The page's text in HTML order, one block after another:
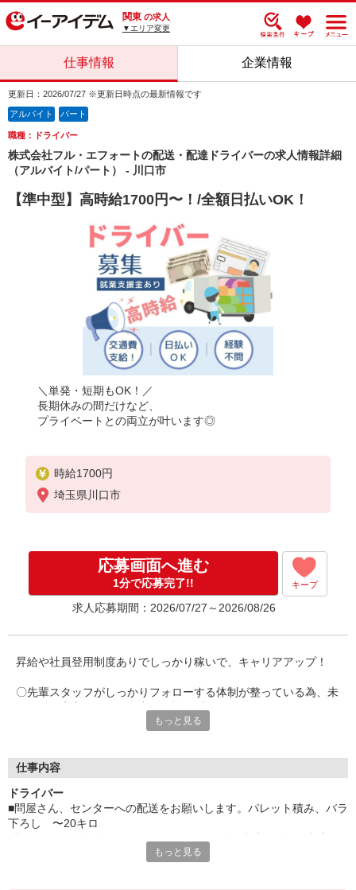
関東 の求人
▼エリア変更
仕事情報 企業情報
更新日：2026/07/27 ※更新日時点の最新情報です
アルバイト パート
職種：ドライバー
株式会社フル・エフォートの配送・配達ドライバーの求人情報詳細
（アルバイト/パート） - 川口市
【準中型】高時給1700円〜！/全額日払いOK！
＼単発・短期もOK！／
長期休みの間だけなど、
プライベートとの両立が叶います◎
時給1700円
埼玉県川口市
応募画面へ進む
1分で応募完了!! キープ
求人応募期間：2026/07/27～2026/08/26
昇給や社員登用制度ありでしっかり稼いで、キャリアアップ！
〇先輩スタッフがしっかりフォローする体制が整っている為、未
介できます「とりあえず登録だけ…」でもOK！＿/＿/＿/＿/＿/＿/
もっと見る
仕事内容
ドライバー
■問屋さん、センターへの配送をお願いします。パレット積み、バラ
下ろし 〜20キロ
までやってもらうこと多いです。もっと見る